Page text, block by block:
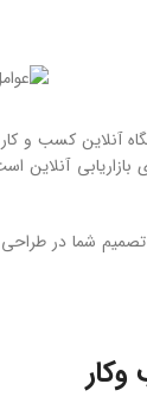
آنلاین کسب و
شما در